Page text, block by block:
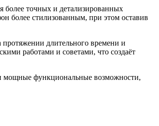
более точных и детализированных
более стилизованным, при этом оставив
протяжении длительного времени и
работами и советами, что создаёт
мощные функциональные возможности,